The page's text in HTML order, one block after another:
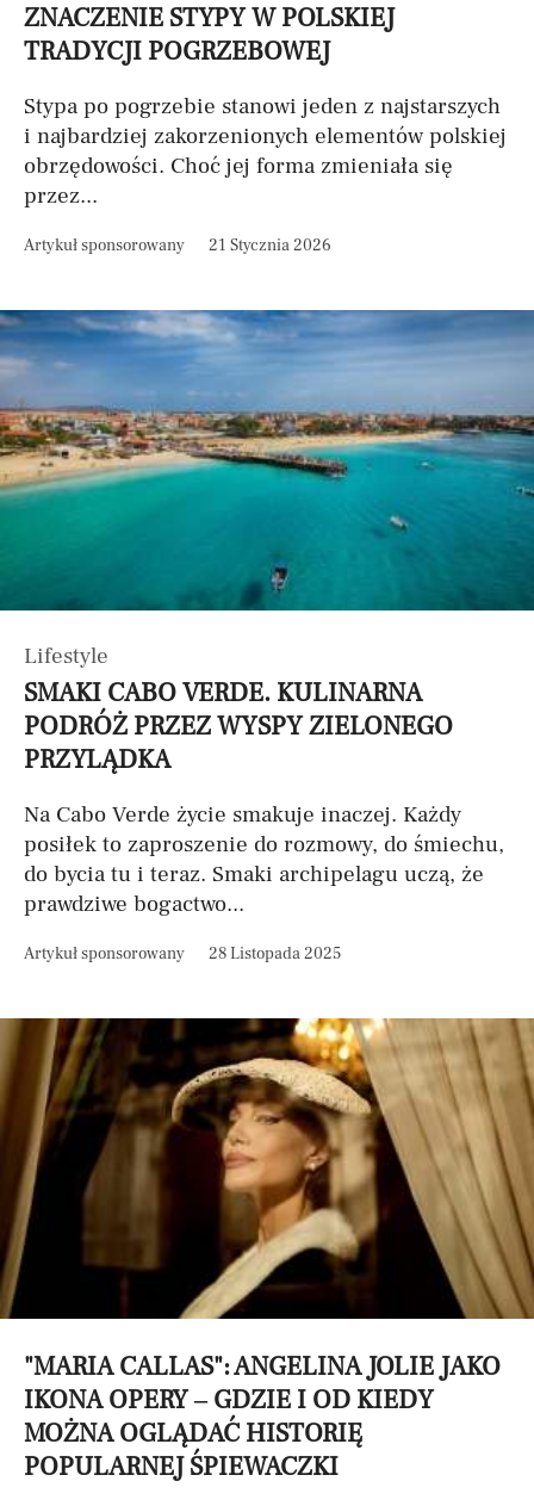
ZNACZENIE STYPY W POLSKIEJ
TRADYCJI POGRZEBOWEJ
Stypa po pogrzebie stanowi jeden z najstarszych
i najbardziej zakorzenionych elementów polskiej
obrzędowości. Choć jej forma zmieniała się
przez...
Artykuł sponsorowany 21 Stycznia 2026
Lifestyle
SMAKI CABO VERDE. KULINARNA
PODRÓŻ PRZEZ WYSPY ZIELONEGO
PRZYLĄDKA
Na Cabo Verde życie smakuje inaczej. Każdy
posiłek to zaproszenie do rozmowy, do śmiechu,
do bycia tu i teraz. Smaki archipelagu uczą, że
prawdziwe bogactwo...
Artykuł sponsorowany 28 Listopada 2025
"MARIA CALLAS": ANGELINA JOLIE JAKO
IKONA OPERY – GDZIE I OD KIEDY
MOŻNA OGLĄDAĆ HISTORIĘ
POPULARNEJ ŚPIEWACZKI